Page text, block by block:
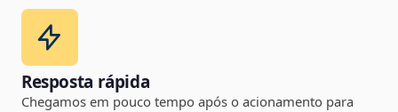
Resposta rápida
Chegamos em pouco tempo após o acionamento para